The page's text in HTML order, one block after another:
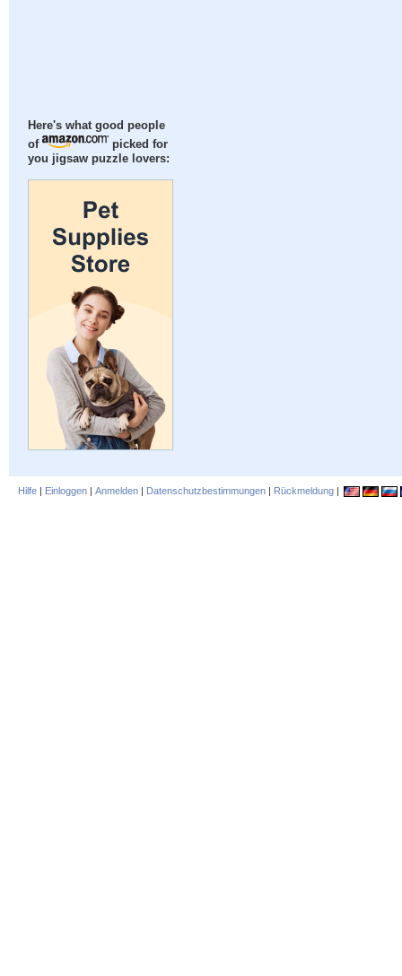
Here's what good people
of
picked for
you jigsaw puzzle lovers:
Hilfe | Einloggen | Anmelden | Datenschutzbestimmungen | Rückmeldung |